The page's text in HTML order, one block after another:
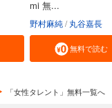
mi 無...
野村麻純 丸谷嘉長
無料で読む
「女性タレント」無料一覧へ